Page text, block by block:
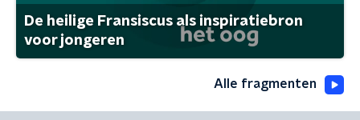
De heilige Fransiscus als inspiratiebron
voor jongeren
Alle fragmenten